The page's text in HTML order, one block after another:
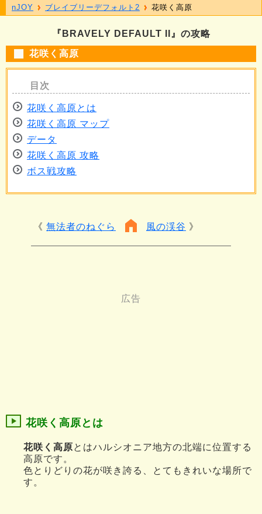
『BRAVELY DEFAULT II』の攻略
花咲く高原
花咲く高原とは
花咲く高原 マップ
データ
花咲く高原 攻略
ボス戦攻略
無法者のねぐら 風の渓谷
花咲く高原とは
花咲く高原とはハルシオニア地方の北端に位置する
高原です。
色とりどりの花が咲き誇る、とてもきれいな場所で
す。
nJOY ブレイブリーデフォルト2 花咲く高原